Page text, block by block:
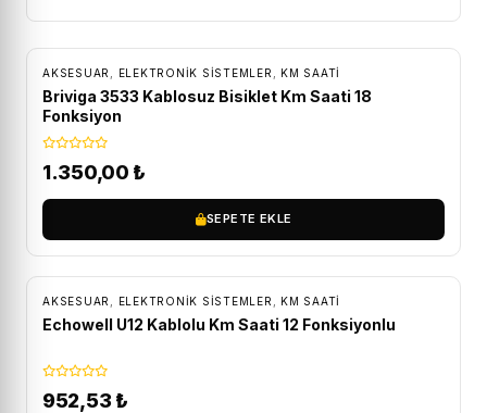
ÜCRETSIZ KARGO
AKSESUAR ELEKTRONIK SISTEMLER KM SAATI
Briviga 3533 Kablosuz Bisiklet Km Saati 18
Fonksiyon
1.350,00 ₺
SEPETE EKLE
AKSESUAR ELEKTRONIK SISTEMLER KM SAATI
Echowell U12 Kablolu Km Saati 12 Fonksiyonlu
952,53 ₺